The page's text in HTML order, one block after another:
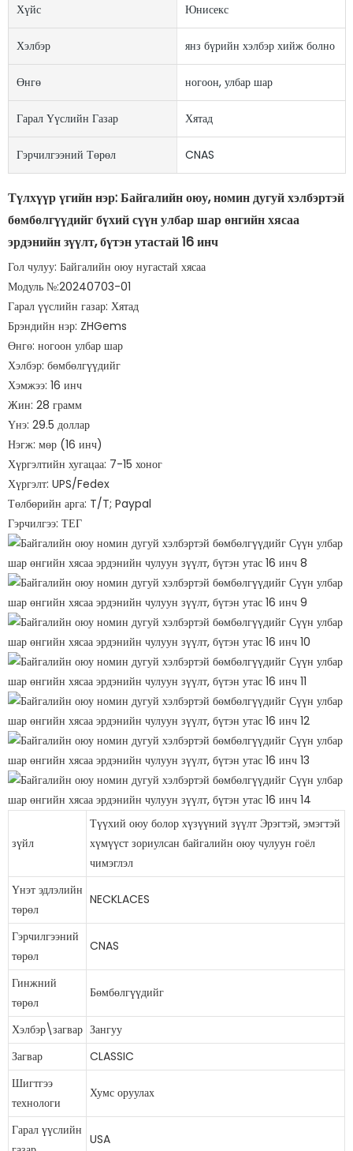
Хүйс Юнисекс
Хэлбэр янз бүрийн хэлбэр хийж болно
Өнгө ногоон, улбар шар
Гарал Үүслийн Газар Хятад
Гэрчилгээний Төрөл CNAS
Түлхүүр үгийн нэр: Байгалийн оюу, номин дугуй хэлбэртэй
бөмбөлгүүдийг бүхий сүүн улбар шар өнгийн хясаа
эрдэнийн зүүлт, бүтэн утастай 16 инч
Гол чулуу: Байгалийн оюу нугастай хясаа
Модуль №:20240703-01
Гарал үүслийн газар: Хятад
Брэндийн нэр: ZHGems
Өнгө: ногоон улбар шар
Хэлбэр: бөмбөлгүүдийг
Хэмжээ: 16 инч
Жин: 28 грамм
Үнэ: 29.5 доллар
Нэгж: мөр (16 инч)
Хүргэлтийн хугацаа: 7-15 хоног
Хүргэлт: UPS/Fedex
Төлбөрийн арга: T/T; Paypal
Гэрчилгээ: ТЕГ
зүйл
Түүхий оюу болор хүзүүний зүүлт Эрэгтэй, эмэгтэй
хүмүүст зориулсан байгалийн оюу чулуун гоёл
чимэглэл
Үнэт эдлэлийн
төрөл
NECKLACES
Гэрчилгээний
төрөл
CNAS
Гинжний
төрөл
Бөмбөлгүүдийг
Хэлбэр\загвар Зангуу
Загвар
CLASSIC
Шигтгээ
технологи
Хумс оруулах
Гарал үүслийн
USA